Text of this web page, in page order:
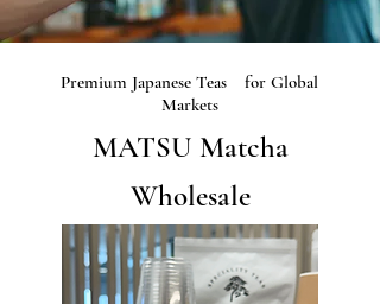
Premium Japanese Teas for Global
Markets
MATSU Matcha
Wholesale